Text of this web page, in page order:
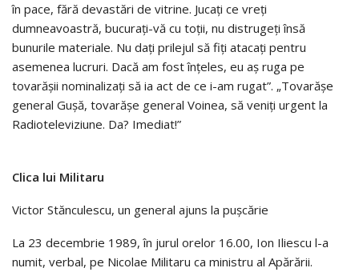
în pace, fără devastări de vitrine. Jucaţi ce vreţi
dumneavoastră, bucuraţi-vă cu toţii, nu distrugeţi însă
bunurile materiale. Nu daţi prilejul să fiţi atacaţi pentru
asemenea lucruri. Dacă am fost înţeles, eu aş ruga pe
tovarăşii nominalizaţi să ia act de ce i-am rugat”. „Tovarăşe
general Guşă, tovarăşe general Voinea, să veniţi urgent la
Radioteleviziune. Da? Imediat!”
Clica lui Militaru
Victor Stănculescu, un general ajuns la puşcărie
La 23 decembrie 1989, în jurul orelor 16.00, Ion Iliescu l-a
numit, verbal, pe Nicolae Militaru ca ministru al Apărării.